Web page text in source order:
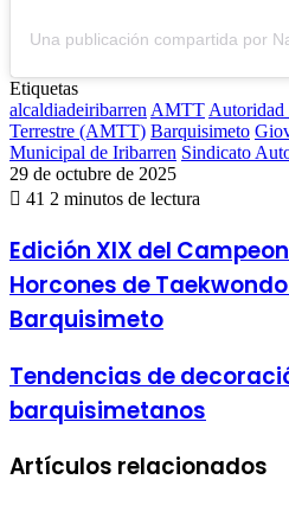
Etiquetas
alcaldiadeiribarren AMTT Autoridad
Terrestre (AMTT) Barquisimeto
Municipal de Iribarren Sindicato
29 de octubre de 2025
41 2 minutos de lectura
Edición
XIX
del
Campeonato
Copa
Horcones
de
Taekwondo
celebró
en
Edición XIX del
Horcones de
Barquisimeto
Tendencias
de
decoración
para
los
Tendencias de
barquisimetanos
Artículos relacionados